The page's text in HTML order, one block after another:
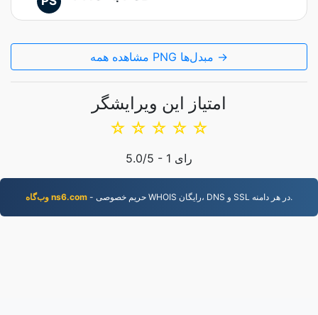
مشاهده همه PNG مبدل‌ها →
امتیاز این ویرایشگر
☆
☆
☆
☆
☆
5.0/5 - 1 رای
وب‌گاه ns6.com - حریم خصوصی WHOIS رایگان، DNS و SSL در هر دامنه.